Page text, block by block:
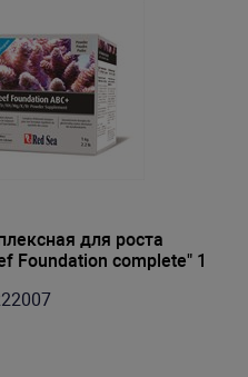
для роста
Foundation complete" 1